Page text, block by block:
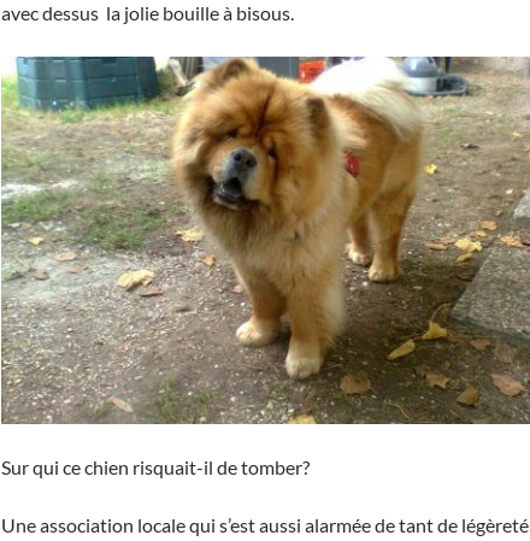
avec dessus la jolie bouille à bisous.
Sur qui ce chien risquait-il de tomber?
Une association locale qui s’est aussi alarmée de tant de légèreté